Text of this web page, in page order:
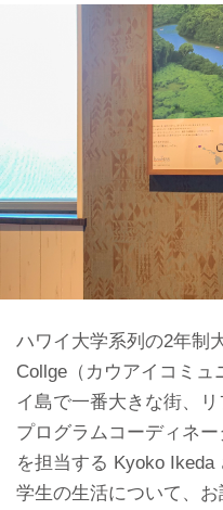
ハワイ大学系列の2年制
Collge（カウアイコミ
イ島で一番大きな街、
プログラムコーディネ
を担当する Kyoko Ikeda
学生の生活について、お